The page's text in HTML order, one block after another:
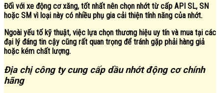
Đối với xe động cơ xăng, tốt nhất nên chọn nhớt từ cấp API SL, SN
hoặc SM vì loại này có nhiều phụ gia cải thiện tính năng của nhớt.
Ngoài yếu tố kỹ thuật, việc lựa chọn thương hiệu uy tín và mua tại các
đại lý đáng tin cậy cũng rất quan trọng để tránh gặp phải hàng giả
hoặc kém chất lượng.
Địa chị công ty cung cấp dầu nhớt động cơ chính
hãng